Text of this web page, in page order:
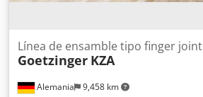
Alemania 9,458 km
Línea de ensamble tipo finger joint
Goetzinger KZA